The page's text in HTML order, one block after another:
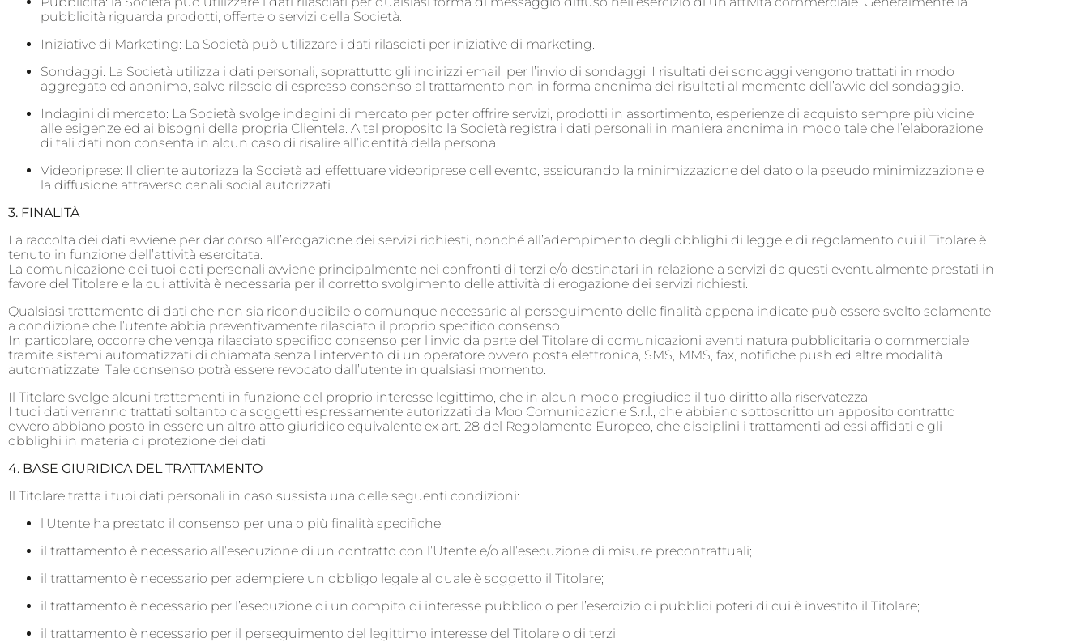
pubblicità riguarda prodotti, offerte o servizi della Società.
Iniziative di Marketing: La Società può utilizzare i dati rilasciati per iniziative di marketing.
Sondaggi: La Società utilizza i dati personali, soprattutto gli indirizzi email, per l’invio di sondaggi. I risultati dei sondaggi vengono trattati in modo
aggregato ed anonimo, salvo rilascio di espresso consenso al trattamento non in forma anonima dei risultati al momento dell’avvio del sondaggio.
Indagini di mercato: La Società svolge indagini di mercato per poter offrire servizi, prodotti in assortimento, esperienze di acquisto sempre più vicine
alle esigenze ed ai bisogni della propria Clientela. A tal proposito la Società registra i dati personali in maniera anonima in modo tale che l’elaborazione
di tali dati non consenta in alcun caso di risalire all’identità della persona.
Videoriprese: Il cliente autorizza la Società ad effettuare videoriprese dell’evento, assicurando la minimizzazione del dato o la pseudo minimizzazione e
la diffusione attraverso canali social autorizzati.
3. FINALITÀ
La raccolta dei dati avviene per dar corso all’erogazione dei servizi richiesti, nonché all’adempimento degli obblighi di legge e di regolamento cui il Titolare è
tenuto in funzione dell’attività esercitata.
La comunicazione dei tuoi dati personali avviene principalmente nei confronti di terzi e/o destinatari in relazione a servizi da questi eventualmente prestati in
favore del Titolare e la cui attività è necessaria per il corretto svolgimento delle attività di erogazione dei servizi richiesti.
Qualsiasi trattamento di dati che non sia riconducibile o comunque necessario al perseguimento delle finalità appena indicate può essere svolto solamente
a condizione che l’utente abbia preventivamente rilasciato il proprio specifico consenso.
In particolare, occorre che venga rilasciato specifico consenso per l’invio da parte del Titolare di comunicazioni aventi natura pubblicitaria o commerciale
tramite sistemi automatizzati di chiamata senza l’intervento di un operatore ovvero posta elettronica, SMS, MMS, fax, notifiche push ed altre modalità
automatizzate. Tale consenso potrà essere revocato dall’utente in qualsiasi momento.
Il Titolare svolge alcuni trattamenti in funzione del proprio interesse legittimo, che in alcun modo pregiudica il tuo diritto alla riservatezza.
I tuoi dati verranno trattati soltanto da soggetti espressamente autorizzati da Moo Comunicazione S.r.l., che abbiano sottoscritto un apposito contratto
ovvero abbiano posto in essere un altro atto giuridico equivalente ex art. 28 del Regolamento Europeo, che disciplini i trattamenti ad essi affidati e gli
obblighi in materia di protezione dei dati.
4. BASE GIURIDICA DEL TRATTAMENTO
Il Titolare tratta i tuoi dati personali in caso sussista una delle seguenti condizioni:
l’Utente ha prestato il consenso per una o più finalità specifiche;
il trattamento è necessario all’esecuzione di un contratto con l’Utente e/o all’esecuzione di misure precontrattuali;
il trattamento è necessario per adempiere un obbligo legale al quale è soggetto il Titolare;
il trattamento è necessario per l’esecuzione di un compito di interesse pubblico o per l’esercizio di pubblici poteri di cui è investito il Titolare;
il trattamento è necessario per il perseguimento del legittimo interesse del Titolare o di terzi.